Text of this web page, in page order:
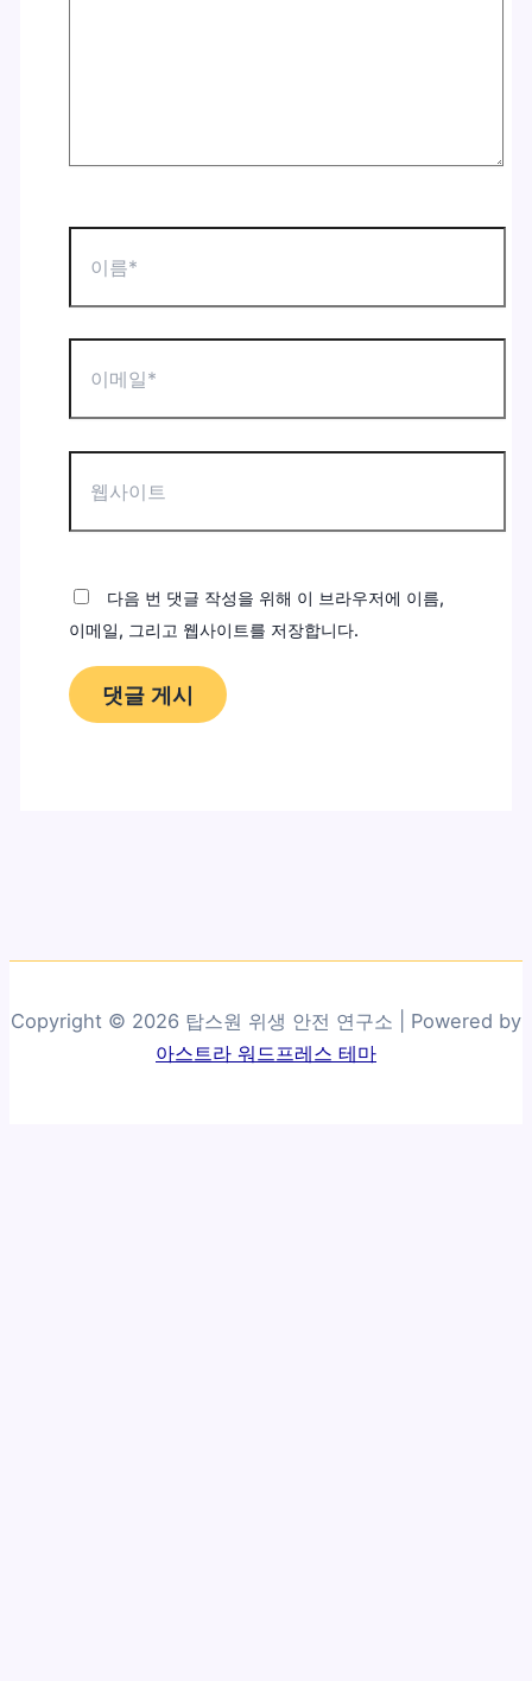
*
트
다음 번 댓글 작성을 위해 이 브라우저에 이름,
이메일, 그리고 웹사이트를 저장합니다.
Copyright © 2026 탑스원 위생 안전 연구소 | Powered by
아스트라 워드프레스 테마